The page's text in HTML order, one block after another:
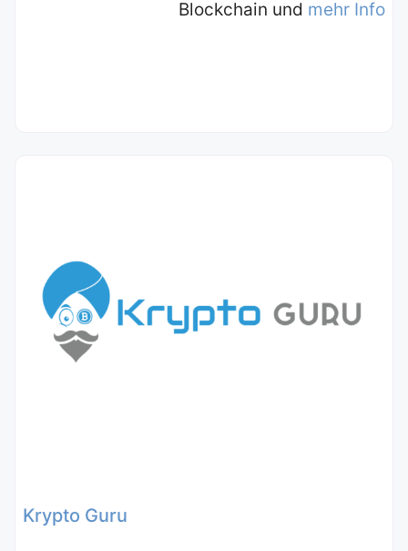
Blockchain und mehr Info
Krypto Guru